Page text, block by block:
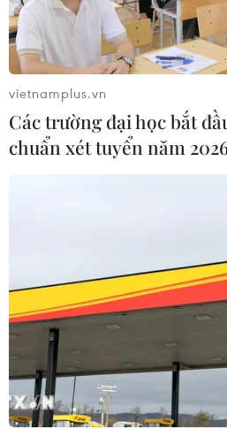
ECB khẳng định hệ
Âu vẫn ổn định
Âu và Hội đồng Giải quyết
ngân hàng của châu lục này
với mức vốn và khả năng thanh
vietnamplus.vn
Các trường đại học bắt
chuẩn xét tuyển năm